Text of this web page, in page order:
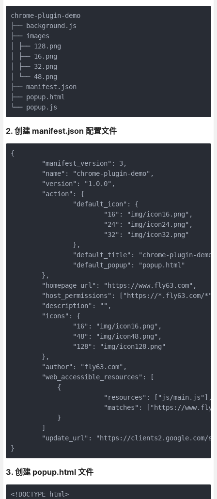
chrome-plugin-demo
├── background.js
├── images
│ ├── 128.png
│ ├── 16.png
│ ├── 32.png
│ └── 48.png
├── manifest.json
├── popup.html
└── popup.js
2. 创建 manifest.json 配置文件
{
	"manifest_version": 3,
	"name": "chrome-plugin-demo",
	"version": "1.0.0",
	"action": {
		"default_icon": {
			"16": "img/icon16.png",
			"24": "img/icon24.png",
			"32": "img/icon32.png"
		},
"default_title": "chrome-plugin-
		"default_popup": "popup.html"
	},
	"homepage_url": "https://www.fly63.com",
"host_permissions": ["https://*.fly63.com/
	"description": "",
	"icons": {
		"16": "img/icon16.png",
		"48": "img/icon48.png",
		"128": "img/icon128.png"
	},
	"author": "fly63.com",
	"web_accessible_resources": [
	    {
			"resources": ["js/main.js"],
"matches": ["https://
	    }
	]
"update_url": "https://clients2.google.com/
}
3. 创建 popup.html 文件
<!DOCTYPE html>